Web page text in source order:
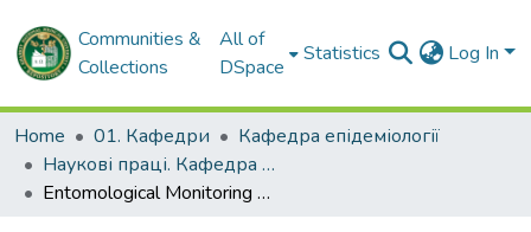
Communities &
Collections
All of
DSpace
Statistics Log In
Home 01. Кафедри
Кафедра епідеміології
Наукові праці. Кафедра епідеміології
Entomological Monitoring of Malaria Vectors as a Key Component of the Malaria Return Prevention Strategy